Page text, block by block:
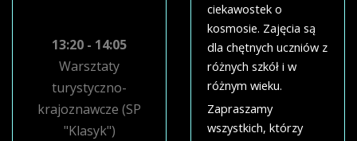
13:20 - 14:05
Warsztaty
turystyczno-
krajoznawcze (SP
"Klasyk")
ciekawostek o
kosmosie. Zajęcia są
dla chętnych uczniów z
różnych szkół i w
różnym wieku.
Zapraszamy
wszystkich, którzy